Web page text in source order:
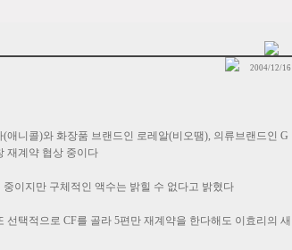
2004/12/16
니콜)와 화장품 브랜드인 로레알(비오땜), 의류브랜드인 G
재계약 협상 중이다
이지만 구체적인 액수는 밝힐 수 없다고 밝혔다
택적으로 CF를 골라 5편만 재계약을 한다해도 이효리의 새